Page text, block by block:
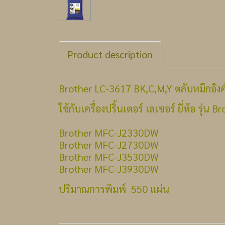
Product description
Brother LC-3617 BK,C,M,Y ตลับหมึกอิง
ใช้กับเครื่องปริ้นเตอร์ เลเซอร์ ยี่ห้อ รุ่น
Brother MFC-J2330DW
Brother MFC-J2730DW
Brother MFC-J3530DW
Brother MFC-J3930DW
ปริมาณการพิมพ์ 550 แผ่น